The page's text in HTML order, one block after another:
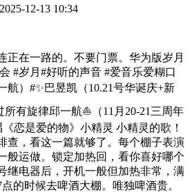
12-13 10:34
在一路的。不要门票。华为版岁月
#岁月#好听的声音 #爱音乐爱糊口
）#✨巴昱凯（10.21号华诞庆+新
有旋律邱一航⛵（11月20-21三周年
恋是爱的物》小精灵 小精灵的歌！
查，看这一篇就够了。每个棚子表演
般运做。锁定加热回，看你喜好哪个
继电器后，开机一般但加热非常，满
的时候去啤酒大棚。唯独啤酒贵。